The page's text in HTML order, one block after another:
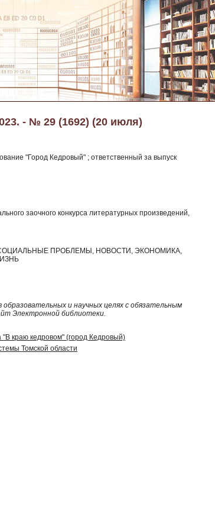
- № 29 (1692) (20 июля)
"Город Кедровый" ; ответственный за выпуск
заочного конкурса литературных произведений,
СОЦИАЛЬНЫЕ ПРОБЛЕМЫ, НОВОСТИ, ЭКОНОМИКА,
и научных целях с обязательным
Электронной библиотеки.
"В краю кедровом" (город Кедровый)
Томской области